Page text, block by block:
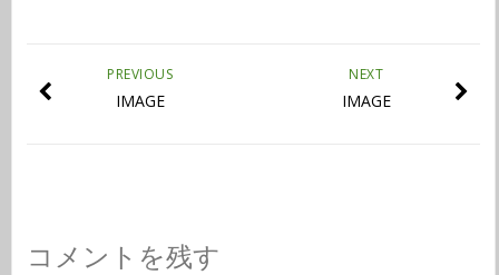
NEXT
IMAGE
PREVIOUS
IMAGE
コメントを残す